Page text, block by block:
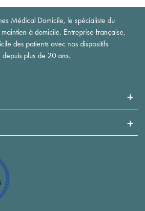
Médical Domicile, le spécialiste du
à domicile. Entreprise française,
des patients avec nos dispositifs
plus de 20 ans.